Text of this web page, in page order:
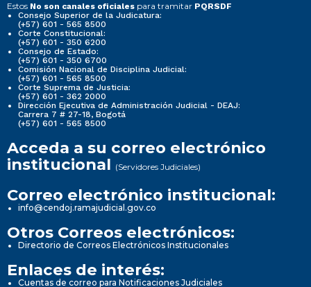
Estos No son canales oficiales para tramitar PQRSDF
Consejo Superior de la Judicatura:
(+57) 601 - 565 8500
Corte Constitucional:
(+57) 601 - 350 6200
Consejo de Estado:
(+57) 601 - 350 6700
Comisión Nacional de Disciplina Judicial:
(+57) 601 - 565 8500
Corte Suprema de Justicia:
(+57) 601 - 362 2000
Dirección Ejecutiva de Administración Judicial - DEAJ:
Carrera 7 # 27-18, Bogotá
(+57) 601 - 565 8500
Acceda a su correo electrónico
institucional (Servidores Judiciales)
Correo electrónico institucional:
info@cendoj.ramajudicial.gov.co
Otros Correos electrónicos:
Directorio de Correos Electrónicos Institucionales
Enlaces de interés:
Cuentas de correo para Notificaciones Judiciales